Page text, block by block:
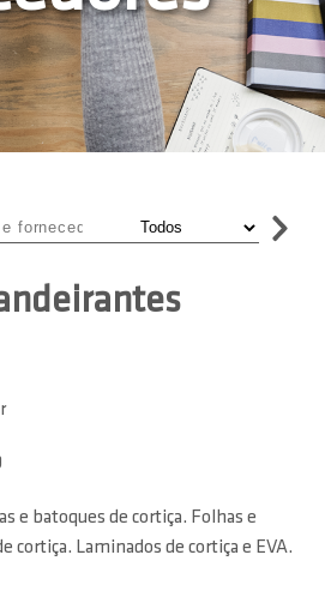
e batoques de cortiça. Folhas e
cortiça. Laminados de cortiça e EVA.